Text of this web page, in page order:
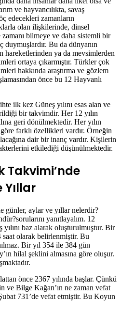
ve hayvancılıkta, savaş
edecekleri zamanların
olan ilişkilerinde, dinsel
bilmeye ve daha sistemli bir
Bu da dünyanın
ya da mevsimlerden
ortaya çıkarmıştır. Türkler çok
hakkında araştırma ve gözlem
önce bu 12 Hayvanlı
ilk kez Güneş yılını esas alan ve
bir takvimdir. Her 12 yılın
geri dönülmektedir. Her yılın
farklı özellikleri vardır. Örneğin
dair bir inanç vardır. Kişilerin
etkilediği düşünülmektedir.
Takvimi’nde
günler, aylar ve yıllar nelerdir?
yanıtlayalım. 12
baz alarak oluşturulmuştur. Bir
olarak belirlenmiştir. Bu
Bir yıl 354 ile 384 gün
hilal şeklini almasına göre oluşur.
önce 2367 yılında başlar. Çünkü
ve Bilge Kağan’ın ne zaman vefat
731’de vefat etmiştir. Bu Koyun